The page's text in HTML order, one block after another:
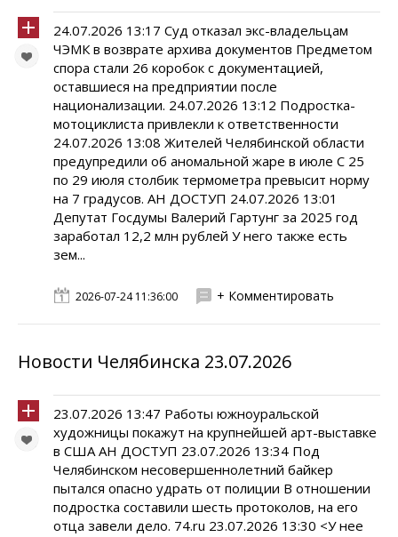
24.07.2026 13:17 Суд отказал экс-владельцам
ЧЭМК в возврате архива документов Предметом
спора стали 26 коробок с документацией,
оставшиеся на предприятии после
национализации. 24.07.2026 13:12 Подростка-
мотоциклиста привлекли к ответственности
24.07.2026 13:08 Жителей Челябинской области
предупредили об аномальной жаре в июле С 25
по 29 июля столбик термометра превысит норму
на 7 градусов. АН ДОСТУП 24.07.2026 13:01
Депутат Госдумы Валерий Гартунг за 2025 год
заработал 12,2 млн рублей У него также есть
зем...
2026-07-24 11:36:00 + Комментировать
Новости Челябинска 23.07.2026
23.07.2026 13:47 Работы южноуральской
художницы покажут на крупнейшей арт-выставке
в США АН ДОСТУП 23.07.2026 13:34 Под
Челябинском несовершеннолетний байкер
пытался опасно удрать от полиции В отношении
подростка составили шесть протоколов, на его
отца завели дело. 74.ru 23.07.2026 13:30 <У нее